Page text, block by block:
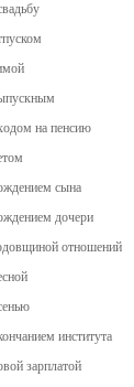
на пенсию
сына
дочери
отношений
института
зарплатой